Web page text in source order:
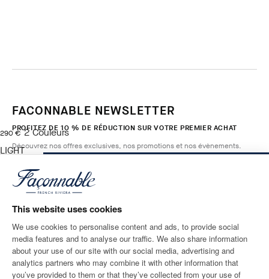
This website uses cookies
We use cookies to personalise content and ads, to provide social
media features and to analyse our traffic. We also share information
about your use of our site with our social media, advertising and
analytics partners who may combine it with other information that
you’ve provided to them or that they’ve collected from your use of
290 €
current price 290 €
2Couleurs
LIGHT
Taille
FACONNABLE NEWSLETTER
PROFITEZ DE 10 % DE RÉDUCTION SUR VOTRE PREMIER ACHAT
Découvrez nos offres exclusives, nos promotions et nos évènements.
E-mail*
ADRESSE POSTALE
France
LANGUE
Français